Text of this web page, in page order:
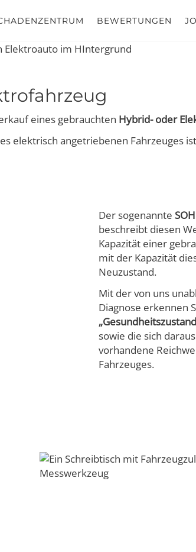
BEWERTUNGEN
eines gebrauchten Hybrid- oder
elektrisch angetriebenen Fahrzeuges
Der sogenannte
beschreibt diesen
Kapazität einer
mit der Kapazität
Neuzustand.
Mit der von uns
Diagnose erkennen
sowie die sich
vorhandene
Fahrzeuges.